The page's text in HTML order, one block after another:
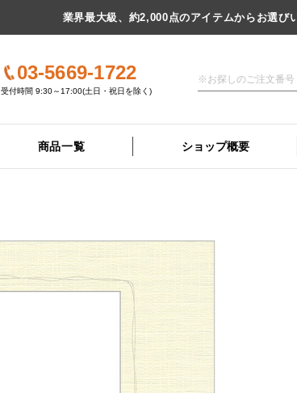
業界最大級、約2,000点のアイテムからお選び
03-5669-1722
受付時間 9:30～17:00(土日・祝日を除く)
商品一覧 ショップ概要